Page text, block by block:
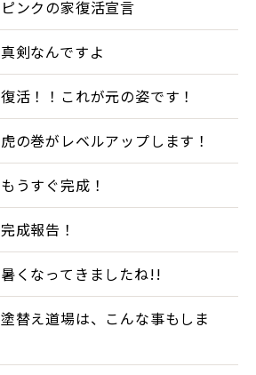
ピンクの家復活宣言
真剣なんですよ
復活！！これが元の姿です！
虎の巻がレベルアップします！
もうすぐ完成！
完成報告！
暑くなってきましたね!!
塗替え道場は、こんな事もしま